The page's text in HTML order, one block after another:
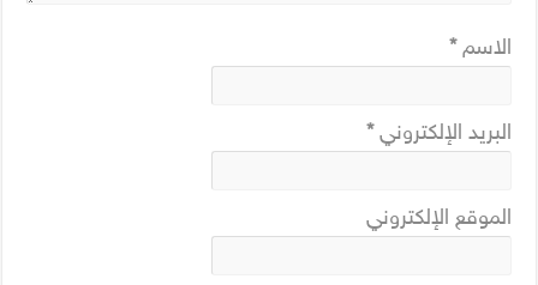
الاسم*
البريد الإلكتروني*
الموقع الإلكتروني